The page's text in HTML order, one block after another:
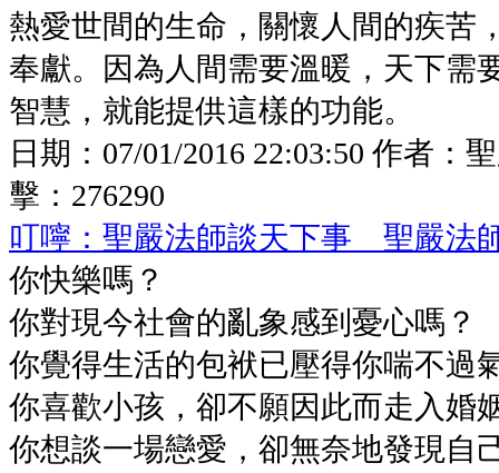
熱愛世間的生命，關懷人間的疾苦
奉獻。因為人間需要溫暖，天下需
智慧，就能提供這樣的功能。
日期： 07/01/2016 22:03:50 作者：
擊： 276290
叮嚀：聖嚴法師談天下事 聖嚴法
你快樂嗎？
你對現今社會的亂象感到憂心嗎？
你覺得生活的包袱已壓得你喘不過
你喜歡小孩，卻不願因此而走入婚
你想談一場戀愛，卻無奈地發現自